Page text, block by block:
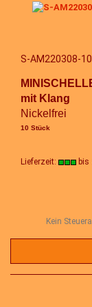
S-AM220308-
mit Klang
Nickelfrei
10 Stück
Lieferzeit: bis
Kein